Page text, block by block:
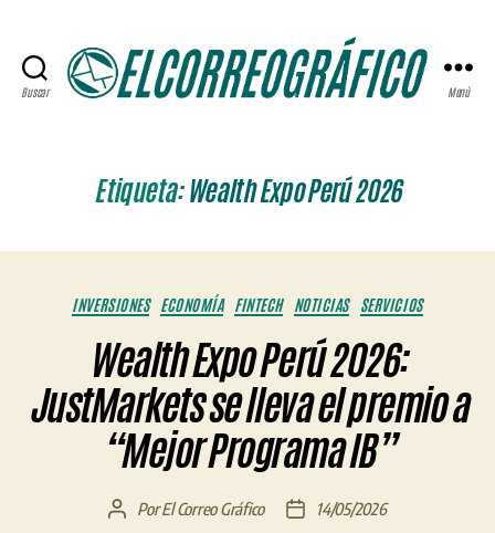
Buscar Menú
Etiqueta:Wealth Expo Perú 2026
Categorías
INVERSIONES ECONOMÍA FINTECH NOTICIAS SERVICIOS
Wealth Expo Perú 2026:
JustMarkets se lleva el premio a
“Mejor Programa IB”
AutorPorEl Correo Gráfico
Fecha14/05/2026